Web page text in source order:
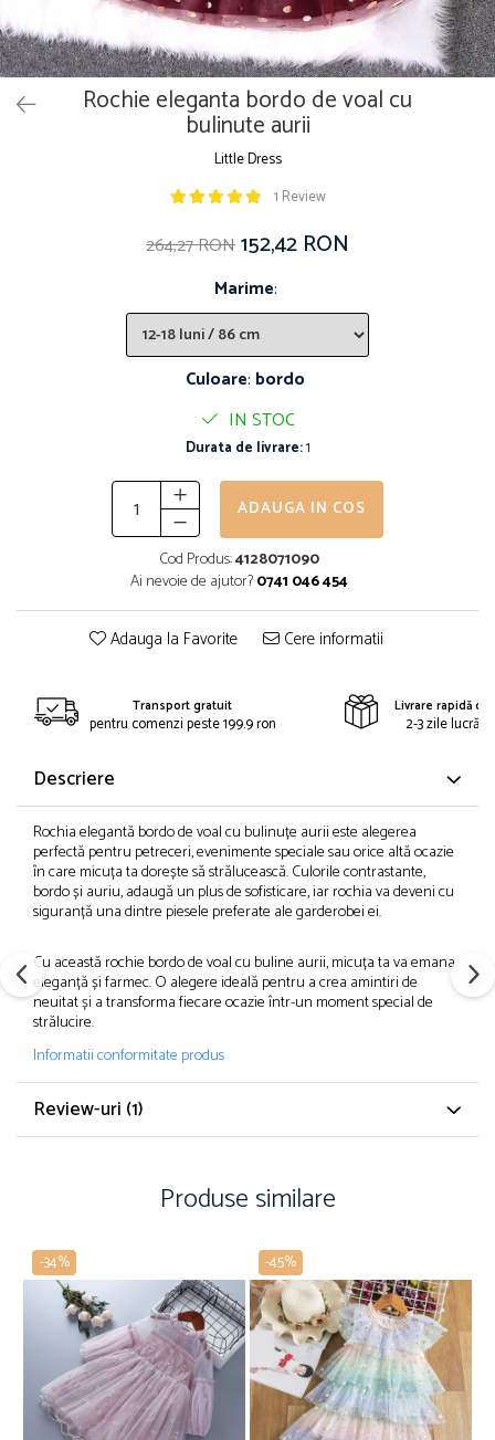
Rochie eleganta bordo de voal cu
bulinute aurii
Little Dress
1 Review
264,27 RON152,42 RON
Marime:
Culoare: bordo
IN STOC
Durata de livrare:1
ADAUGA IN COS
Cod Produs:4128071090
Ai nevoie de ajutor?0741 046 454
Adauga la Favorite Cere informatii
Transport gratuit
pentru comenzi peste 199.9 ron
Livrare rapidă
2-3 zile
Descriere
Rochia elegantă bordo de voal cu bulinuțe aurii este alegerea
perfectă pentru petreceri, evenimente speciale sau orice altă ocazie
în care micuța ta dorește să strălucească. Culorile contrastante,
bordo și auriu, adaugă un plus de sofisticare, iar rochia va deveni cu
siguranță una dintre piesele preferate ale garderobei ei.
Cu această rochie bordo de voal cu buline aurii, micuța ta va emana
eleganță și farmec. O alegere ideală pentru a crea amintiri de
neuitat și a transforma fiecare ocazie într-un moment special de
strălucire.
Informatii conformitate produs
Review-uri (1)
Produse similare
-34% -45%